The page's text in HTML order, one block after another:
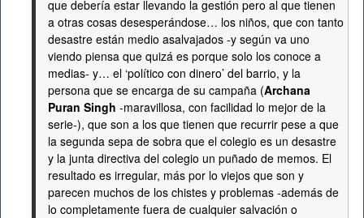
que debería estar llevando la gestión pero al que tienen
a otras cosas desesperándose… los niños, que con tanto
desastre están medio asalvajados -y según va uno
viendo piensa que quizá es porque solo los conoce a
medias- y… el ‘político con dinero’ del barrio, y la
persona que se encarga de su campaña (Archana
Puran Singh -maravillosa, con facilidad lo mejor de la
serie-), que son a los que tienen que recurrir pese a que
la segunda sepa de sobra que el colegio es un desastre
y la junta directiva del colegio un puñado de memos. El
resultado es irregular, más por lo viejos que son y
parecen muchos de los chistes y problemas -además de
lo completamente fuera de cualquier salvación o